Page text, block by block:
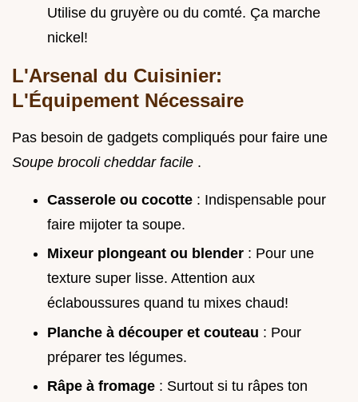
Utilise du gruyère ou du comté. Ça marche
nickel!
L'Arsenal du Cuisinier:
L'Équipement Nécessaire
Pas besoin de gadgets compliqués pour faire une
Soupe brocoli cheddar facile .
Casserole ou cocotte : Indispensable pour
faire mijoter ta soupe.
Mixeur plongeant ou blender : Pour une
texture super lisse. Attention aux
éclaboussures quand tu mixes chaud!
Planche à découper et couteau : Pour
préparer tes légumes.
Râpe à fromage : Surtout si tu râpes ton